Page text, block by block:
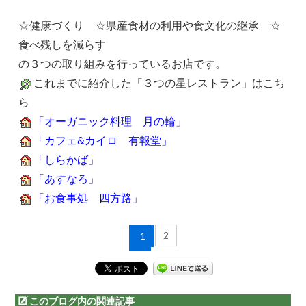
☆健康づくり ☆県産食材の利用や食文化の継承 ☆
食べ残しを減らす
の３つの取り組みを行っているお店です。
これまでに紹介した「３つの星レストラン」はこち
ら
「オーガニック料理 月の輪」
「カフェ&カイロ 有報堂」
「しらかば」
「あすなろ」
「お食事処 四方路」
1 2
このブログ内の関連記事